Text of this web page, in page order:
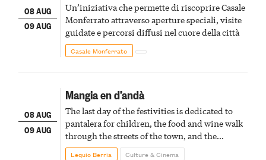
08 AUG
09 AUG
Un’iniziativa che permette di riscoprire Casale
Monferrato attraverso aperture speciali, visite
guidate e percorsi diffusi nel cuore della città
Casale Monferrato
08 AUG
09 AUG
Mangia en d’andà
The last day of the festivities is dedicated to
pantalera for children, the food and wine walk
through the streets of the town, and the
fireworks finale
Lequio Berria Culture & Cinema